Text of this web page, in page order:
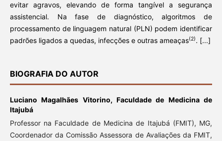
evitar agravos, elevando de forma tangível a segurança
assistencial. Na fase de diagnóstico, algoritmos de
processamento de linguagem natural (PLN) podem identificar
padrões ligados a quedas, infecções e outras ameaças(2). [...]
BIOGRAFIA DO AUTOR
Luciano Magalhães Vitorino, Faculdade de Medicina de
Itajubá
Professor na Faculdade de Medicina de Itajubá (FMIT), MG,
Coordenador da Comissão Assessora de Avaliações da FMIT,